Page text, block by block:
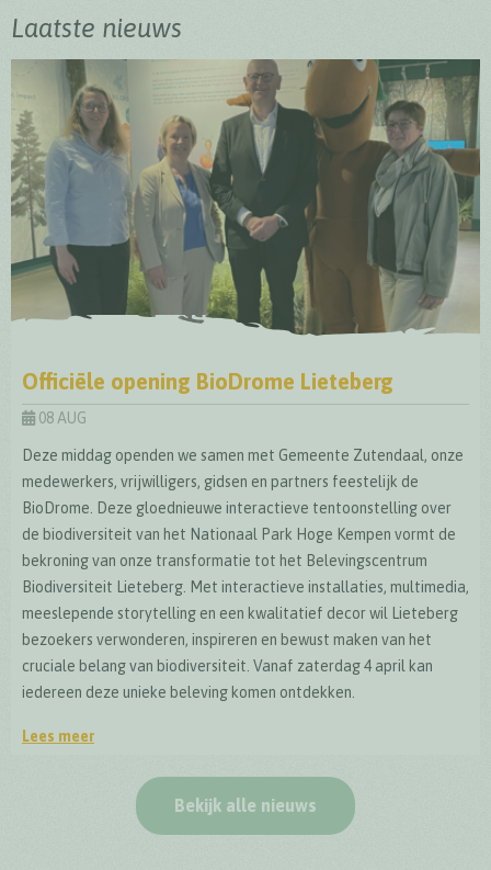
Laatste nieuws
Officiële opening BioDrome Lieteberg
08 AUG
Deze middag openden we samen met Gemeente Zutendaal, onze
medewerkers, vrijwilligers, gidsen en partners feestelijk de
BioDrome. Deze gloednieuwe interactieve tentoonstelling over
de biodiversiteit van het Nationaal Park Hoge Kempen vormt de
bekroning van onze transformatie tot het Belevingscentrum
Biodiversiteit Lieteberg. Met interactieve installaties, multimedia,
meeslepende storytelling en een kwalitatief decor wil Lieteberg
bezoekers verwonderen, inspireren en bewust maken van het
cruciale belang van biodiversiteit. Vanaf zaterdag 4 april kan
iedereen deze unieke beleving komen ontdekken.
Lees meer
Bekijk alle nieuws